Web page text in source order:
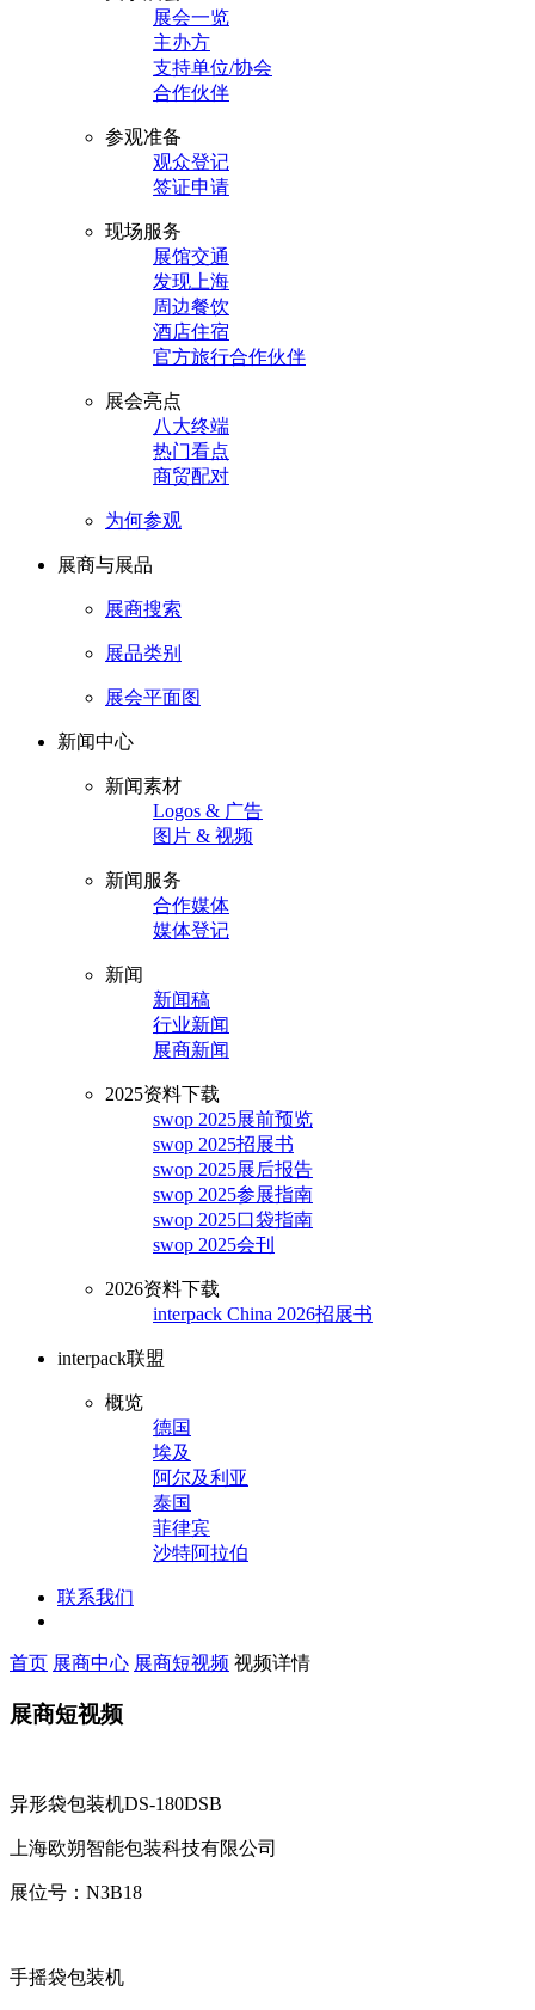
展会一览
主办方
支持单位/协会
合作伙伴
参观准备
观众登记
签证申请
现场服务
展馆交通
发现上海
周边餐饮
酒店住宿
官方旅行合作伙伴
展会亮点
八大终端
热门看点
商贸配对
为何参观
展商与展品
展商搜索
展品类别
展会平面图
新闻中心
新闻素材
Logos & 广告
图片 & 视频
新闻服务
合作媒体
媒体登记
新闻
新闻稿
行业新闻
展商新闻
2025资料下载
swop 2025展前预览
swop 2025招展书
swop 2025展后报告
swop 2025参展指南
swop 2025口袋指南
swop 2025会刊
2026资料下载
interpack China 2026招展书
interpack联盟
概览
德国
埃及
阿尔及利亚
泰国
菲律宾
沙特阿拉伯
联系我们
首页 展商中心 展商短视频 视频详情
展商短视频
异形袋包装机DS-180DSB
上海欧朔智能包装科技有限公司
展位号： N3B18
手摇袋包装机